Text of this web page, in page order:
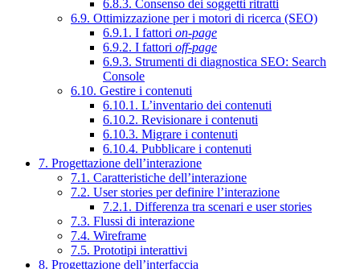
6.8.3. Consenso dei soggetti ritratti
6.9. Ottimizzazione per i motori di ricerca (SEO)
6.9.1. I fattori on-page
6.9.2. I fattori off-page
6.9.3. Strumenti di diagnostica SEO: Search
Console
6.10. Gestire i contenuti
6.10.1. L’inventario dei contenuti
6.10.2. Revisionare i contenuti
6.10.3. Migrare i contenuti
6.10.4. Pubblicare i contenuti
7. Progettazione dell’interazione
7.1. Caratteristiche dell’interazione
7.2. User stories per definire l’interazione
7.2.1. Differenza tra scenari e user stories
7.3. Flussi di interazione
7.4. Wireframe
7.5. Prototipi interattivi
8. Progettazione dell’interfaccia